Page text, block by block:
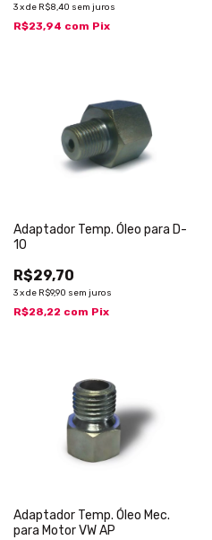
3xde R$8,40 sem juros
R$23,94 com Pix
Adaptador Temp. Óleo para D-
10
R$29,70
3xde R$9,90 sem juros
R$28,22 com Pix
Adaptador Temp. Óleo Mec.
para Motor VW AP